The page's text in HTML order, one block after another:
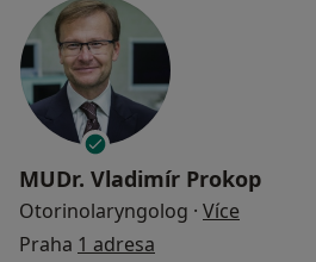
MUDr. Vladimír Prokop
Otorinolaryngolog · Více
Praha 1 adresa